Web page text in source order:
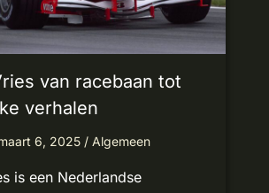
van racebaan tot
verhalen
6, 2025 / Algemeen
is een Nederlandse